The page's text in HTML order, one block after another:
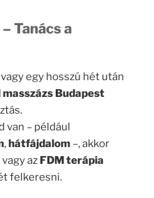
Tanács a
egy hosszú hét után
masszázs Budapest
van – például
,hátfájdalom –, akkor
vagy az FDM terápia
felkeresni.